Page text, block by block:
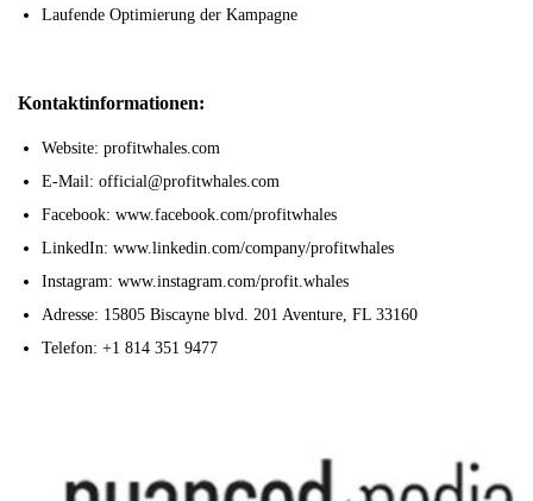
Laufende Optimierung der Kampagne
Kontaktinformationen:
Website: profitwhales.com
E-Mail: official@profitwhales.com
Facebook: www.facebook.com/profitwhales
LinkedIn: www.linkedin.com/company/profitwhales
Instagram: www.instagram.com/profit.whales
Adresse: 15805 Biscayne blvd. 201 Aventure, FL 33160
Telefon: +1 814 351 9477